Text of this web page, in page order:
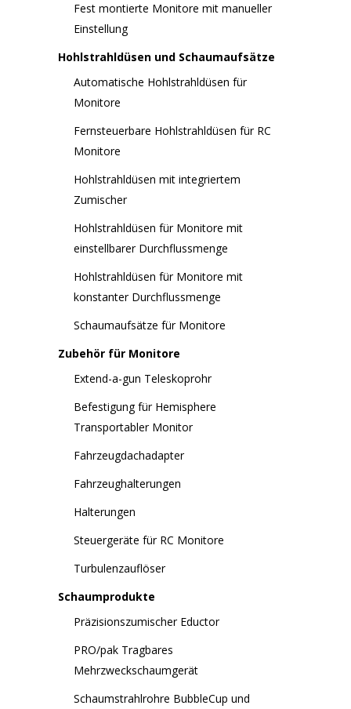
Fest montierte Monitore mit manueller
Einstellung
Hohlstrahldüsen und Schaumaufsätze
Automatische Hohlstrahldüsen für
Monitore
Fernsteuerbare Hohlstrahldüsen für RC
Monitore
Hohlstrahldüsen mit integriertem
Zumischer
Hohlstrahldüsen für Monitore mit
einstellbarer Durchflussmenge
Hohlstrahldüsen für Monitore mit
konstanter Durchflussmenge
Schaumaufsätze für Monitore
Zubehör für Monitore
Extend-a-gun Teleskoprohr
Befestigung für Hemisphere
Transportabler Monitor
Fahrzeugdachadapter
Fahrzeughalterungen
Halterungen
Steuergeräte für RC Monitore
Turbulenzauflöser
Schaumprodukte
Präzisionszumischer Eductor
PRO/pak Tragbares
Mehrzweckschaumgerät
Schaumstrahlrohre BubbleCup und